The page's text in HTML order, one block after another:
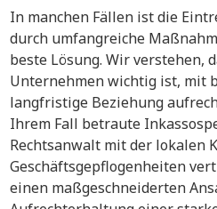
In manchen Fällen ist die
durch umfangreiche
beste Lösung. Wir verstehen,
Unternehmen wichtig ist, mit
langfristige Beziehung
Ihrem Fall betraute
Rechtsanwalt mit der lokalen
Geschäftsgepflogenheiten
einen maßgeschneiderten